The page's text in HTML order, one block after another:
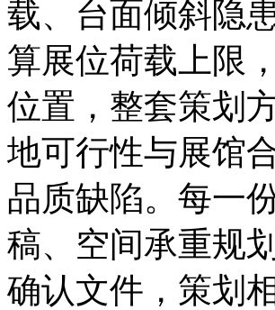
载、台面倾斜隐
算展位荷载上限
位置，整套策划
地可行性与展馆
品质缺陷。每一
稿、空间承重规
确认文件，策划